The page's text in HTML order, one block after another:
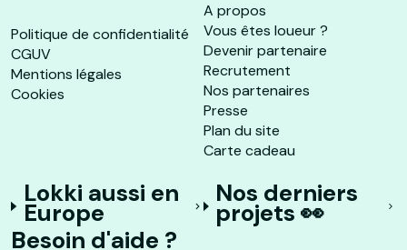
Politique de confidentialité
CGUV
Mentions légales
Cookies
A propos
Vous êtes loueur ?
Devenir partenaire
Recrutement
Nos partenaires
Presse
Plan du site
Carte cadeau
Lokki aussi en
Europe
Nos derniers
projets 👀
Besoin d'aide ?